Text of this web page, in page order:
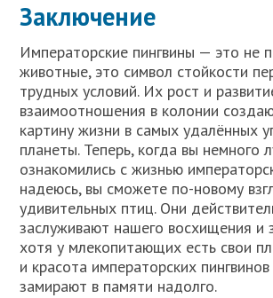
Заключение
Императорские пингвины — это не
животные, это символ стойкости
трудных условий. Их рост и
взаимоотношения в колонии
картину жизни в самых удалённых
планеты. Теперь, когда вы немного
ознакомились с жизнью
надеюсь, вы сможете по-новому
удивительных птиц. Они
заслуживают нашего восхищения
хотя у млекопитающих есть свои
и красота императорских
замирают в памяти надолго.